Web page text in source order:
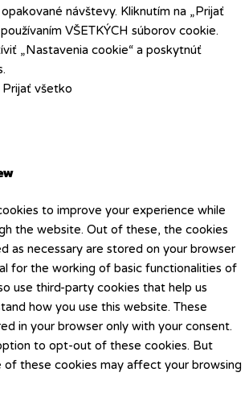
návštevy. Kliknutím na „Prijať
VŠETKÝCH súborov cookie.
„Nastavenia cookie“ a poskytnúť
Prijať všetko
to improve your experience while
the website. Out of these, the cookies
as necessary are stored on your browser
for the working of basic functionalities of
use third-party cookies that help us
how you use this website. These
in your browser only with your consent.
to opt-out of these cookies. But
these cookies may affect your browsing